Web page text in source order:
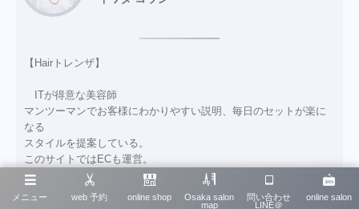
【Hairトレンザ】
ITが得意な美容師
マンツーマンでお客様にわかりやすい説明、毎日のセットが楽に
なる
スタイルを提案している。
このサイトではECも運営。
エクソソームを使ったエステも開始
オンラインサロン 「Routine」の運営
メニュー web 予約 online shop
Osaka salon
map
問い合わせ
LINE＠
online salon